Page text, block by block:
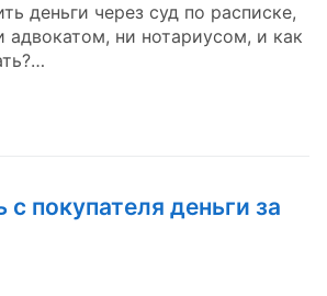
деньги через суд по расписке,
адвокатом, ни нотариусом, и как
с покупателя деньги за